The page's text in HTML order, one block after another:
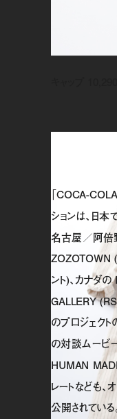
「COCA-
ションは、日
名古屋／阿倍
ZOZOTOWN (
ント)、カナダ
GALLERY
のプロジェク
の対談ムービ
HUMAN
レートなども
公開されている